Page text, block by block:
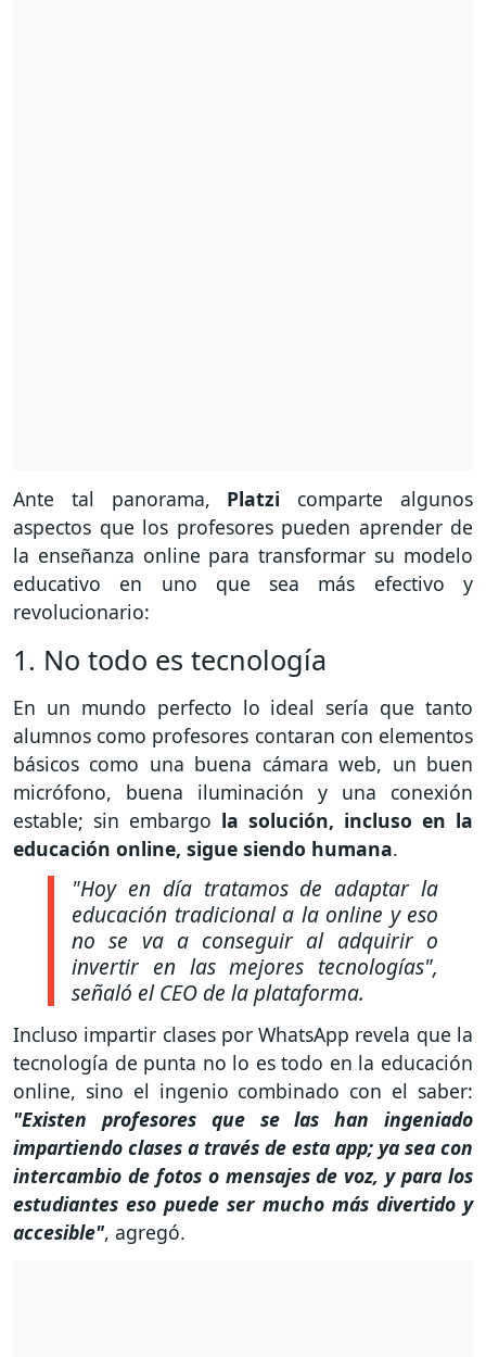
Ante tal panorama, Platzi comparte algunos
aspectos que los profesores pueden aprender de
la enseñanza online para transformar su modelo
educativo en uno que sea más efectivo y
revolucionario:
1. No todo es tecnología
En un mundo perfecto lo ideal sería que tanto
alumnos como profesores contaran con elementos
básicos como una buena cámara web, un buen
micrófono, buena iluminación y una conexión
estable; sin embargo la solución, incluso en la
educación online, sigue siendo humana.
"Hoy en día tratamos de adaptar la
educación tradicional a la online y eso
no se va a conseguir al adquirir o
invertir en las mejores tecnologías",
señaló el CEO de la plataforma.
Incluso impartir clases por WhatsApp revela que la
tecnología de punta no lo es todo en la educación
online, sino el ingenio combinado con el saber:
"Existen profesores que se las han ingeniado
impartiendo clases a través de esta app; ya sea con
intercambio de fotos o mensajes de voz, y para los
estudiantes eso puede ser mucho más divertido y
accesible", agregó.